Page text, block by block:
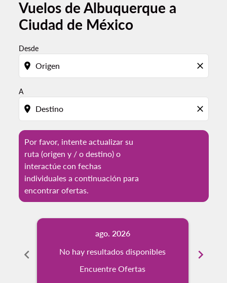
Vuelos de Albuquerque a
Ciudad de México
Desde
location_on close
A
location_on close
Por favor, intente actualizar su
ruta (origen y / o destino) o
interactúe con fechas
individuales a continuación para
encontrar ofertas.
Por favor, intente actualizar su ruta (origen y / o
chevron_left
ago. 2026
No hay resultados disponibles
Encuentre Ofertas
chevron_right